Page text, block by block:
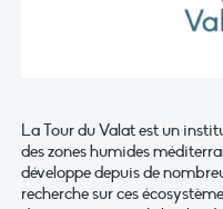
La Tour du Valat est un
des zones humides
développe depuis de
recherche sur ces